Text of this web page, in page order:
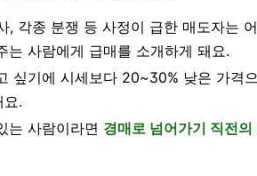
, 각종 분쟁 등 사정이 급한 매도자는
는 사람에게 급매를 소개하게 돼요.
싶기에 시세보다 20~30% 낮은 가격
요.
는 사람이라면 경매로 넘어가기 직전의